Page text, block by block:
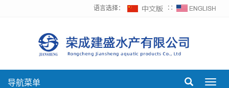
语言选择： ∷
导航菜单